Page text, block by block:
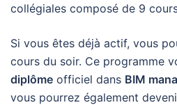
collégiales composé de 9
Si vous êtes déjà actif, vous
cours du soir. Ce programme
diplôme officiel dans BIM
vous pourrez également